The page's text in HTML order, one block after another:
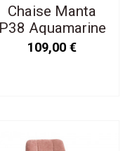
Chaise Manta
P38 Aquamarine
Brush
109,00 €